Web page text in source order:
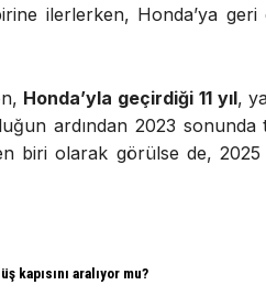
ilerlerken, Honda’ya geri
Honda’yla geçirdiği 11 yıl,
ardından 2023 sonunda
biri olarak görülse de, 2025
kapısını aralıyor mu?